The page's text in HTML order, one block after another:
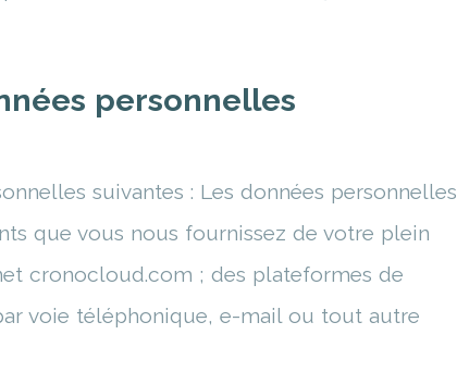
personnelles
suivantes : Les données personnelles
que vous nous fournissez de votre plein
cronocloud.com ; des plateformes de
voie téléphonique, e-mail ou tout autre